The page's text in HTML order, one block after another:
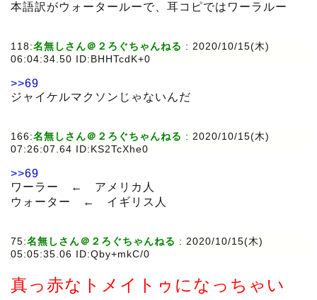
本語訳がウォータールーで、耳コピではワーラルー
118:名無しさん＠２ろぐちゃんねる : 2020/10/15(木)
06:04:34.50 ID:BHHTcdK+0
>>69
ジャイケルマクソンじゃないんだ
166:名無しさん＠２ろぐちゃんねる : 2020/10/15(木)
07:26:07.64 ID:KS2TcXhe0
>>69
ワーラー ← アメリカ人
ウォーター ← イギリス人
75:名無しさん＠２ろぐちゃんねる : 2020/10/15(木)
05:05:35.06 ID:Qby+mkC/0
真っ赤なトメイトゥになっちゃい